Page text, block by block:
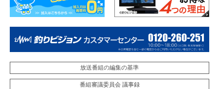
放送番組の編集の基準
番組審議委員会 議事録